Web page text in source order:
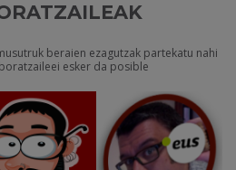
beraien ezagutzak partekatu nahi
esker da posible